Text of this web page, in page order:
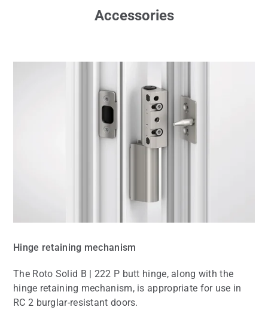
Accessories
Hinge retaining mechanism
The Roto Solid B | 222 P butt hinge, along with the
hinge retaining mechanism, is appropriate for use in
RC 2 burglar-resistant doors.